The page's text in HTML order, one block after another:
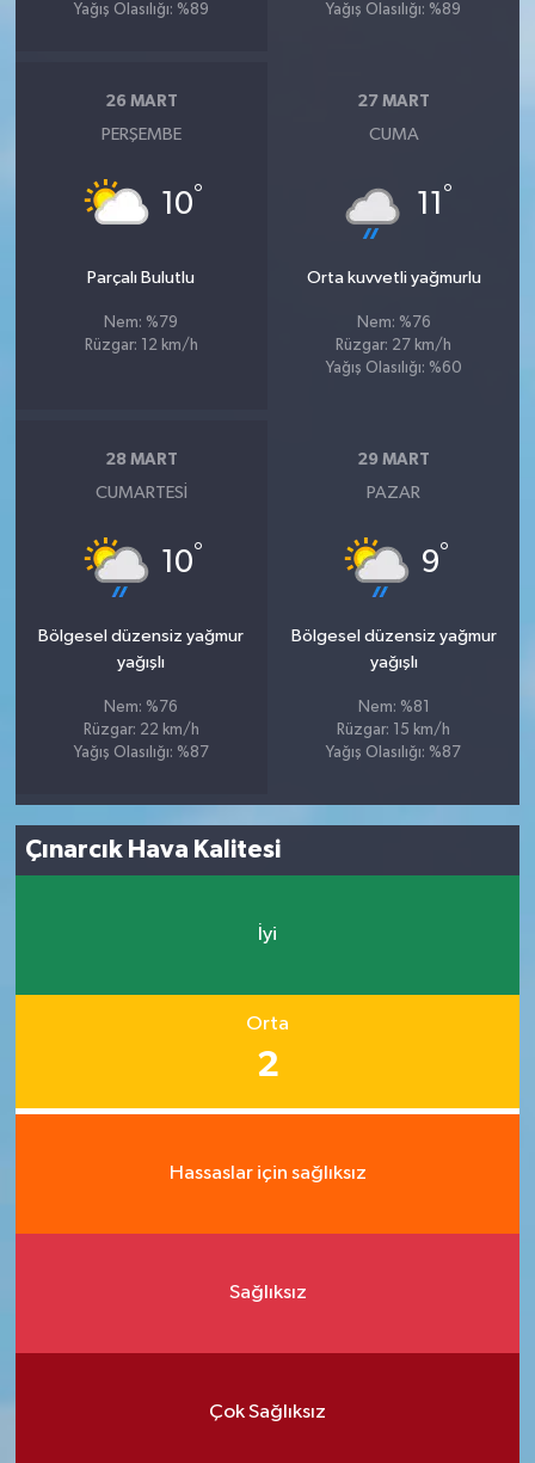
Yağış Olasılığı: %89 Yağış Olasılığı: %89
26 MART
PERŞEMBE
10°
Parçalı Bulutlu
Nem: %79
Rüzgar: 12 km/h
27 MART
CUMA
11 °
Orta kuvvetli yağmurlu
Nem: %76
Rüzgar: 27 km/h
Yağış Olasılığı: %60
28 MART
CUMARTESI
10°
Bölgesel düzensiz yağmur
yağışlı
Nem: %76
Rüzgar: 22 km/h
Yağış Olasılığı: %87
29 MART
PAZAR
9°
Bölgesel düzensiz yağmur
yağışlı
Nem: %81
Rüzgar: 15 km/h
Yağış Olasılığı: %87
Çınarcık Hava Kalitesi
İyi
Orta
2
Hassaslar için sağlıksız
Sağlıksız
Çok Sağlıksız